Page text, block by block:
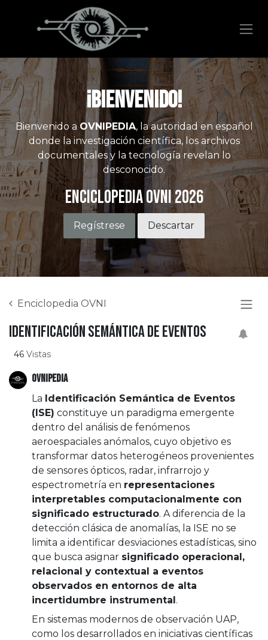
¡Bienvenido!
Bienvenido a OVNIPEDIA, la autoridad en español
donde la investigación científica, los archivos
documentales y la tecnología revelan lo
desconocido.
Enciclopedia OVNI 2026
Regístrese Descartar
Enciclopedia OVNI
Identificación semántica de eventos
46 Vistas
OVNIPEDIA
La Identificación Semántica de Eventos
(ISE) constituye un paradigma emergente
dentro del análisis de fenómenos
aeroespaciales anómalos, cuyo objetivo es
transformar datos heterogéneos provenientes
de sensores ópticos, radar, infrarrojo y
espectrometría en representaciones
interpretables computacionalmente con
significado estructurado. A diferencia de la
detección clásica de anomalías, la ISE no se
limita a identificar desviaciones estadísticas, sino
que busca asignar significado operacional,
relacional y contextual a eventos
observados en entornos de alta
incertidumbre instrumental.
En sistemas modernos de observación UAP,
como los desarrollados en iniciativas científicas